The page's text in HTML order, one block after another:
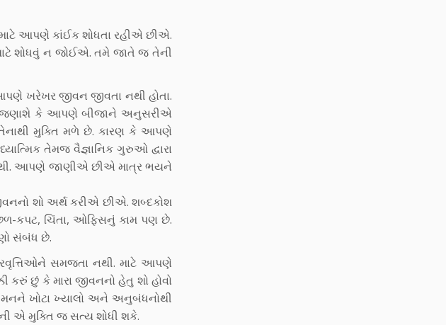
આપણે કાંઈક શોધતા રહીએ છીએ.
શોધવું ન જોઈએ. તમે જાતે જ તેની
ખરેખર જીવન જીવતા નથી હોતા.
જણાશે કે આપણે બીજાને અનુસરીએ
મુક્તિ મળે છે. કારણ કે આપણે
તેમજ વૈજ્ઞાનિક ગુરુઓ દ્વારા
આપણે જાણીએ છીએ માત્ર ભયને
શો અર્થ કરીએ છીએ. શબ્દકોશ
છળ-કપટ, ચિંતા, ઓફિસનું કામ પણ છે.
સંબંધ છે.
સમજતા નથી. માટે આપણે
છું કે મારા જીવનનો હેતુ શો હોવો
ખોટા ખ્યાલો અને અનુબંધનોથી
એ મુક્તિ જ સત્ય શોધી શકે.